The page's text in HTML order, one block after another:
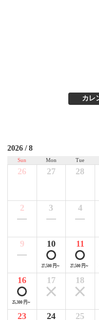
2026 / 8
Sun Mon Tue
26 27 28
2 3 4
9 10
27,500 円～
11
27,500 円～
16
25,300 円～
17 18
23 24 25